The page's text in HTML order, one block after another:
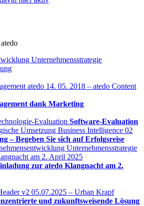
14. 05. 2018 – atedo Content
dank Marketing
Software-Evaluation
– Begeben Sie sich auf Erfolgsreise
am 2. April 2025
zur atedo Klangnacht am 2.
05.07.2025 – Urban Krapf
und zukunftsweisende Lösung